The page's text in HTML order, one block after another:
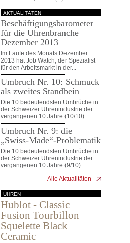
AKTUALITÄTEN
Beschäftigungsbarometer
für die Uhrenbranche
Dezember 2013
Im Laufe des Monats Dezember
2013 hat Job Watch, der Spezialist
für den Arbeitsmarkt in der...
Umbruch Nr. 10: Schmuck
als zweites Standbein
Die 10 bedeutendsten Umbrüche in
der Schweizer Uhrenindustrie der
vergangenen 10 Jahre (10/10)
Umbruch Nr. 9: die
„Swiss-Made“-Problematik
Die 10 bedeutendsten Umbrüche in
der Schweizer Uhrenindustrie der
vergangenen 10 Jahre (9/10)
Alle Aktualitäten
UHREN
Hublot - Classic
Fusion Tourbillon
Squelette Black
Ceramic